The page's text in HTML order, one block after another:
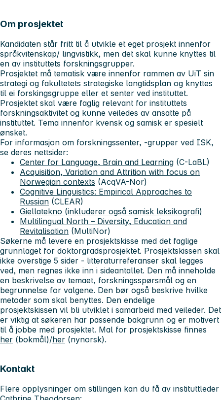
Om prosjektet
Kandidaten står fritt til å utvikle et eget prosjekt innenfor
språkvitenskap/ lingvistikk, men det skal kunne knyttes til
en av instituttets forskningsgrupper.
Prosjektet må tematisk være innenfor rammen av UiT sin
strategi og fakultetets strategiske langtidsplan og knyttes
til ei forskingsgruppe eller et senter ved instituttet.
Prosjektet skal være faglig relevant for instituttets
forskningsaktivitet og kunne veiledes av ansatte på
instituttet. Tema innenfor kvensk og samisk er spesielt
ønsket.
For informasjon om forskningssenter, -grupper ved ISK,
se deres nettsider:
Center for Language, Brain and Learning (C-LaBL)
Acquisition, Variation and Attrition with focus on
Norwegian contexts (AcqVA-Nor)
Cognitive Linguistics: Empirical Approaches to
Russian (CLEAR)
Giellatekno (inkluderer også samisk leksikografi)
Multilingual North – Diversity, Education and
Revitalisation (MultiNor)
Søkerne må levere en prosjektskisse med det faglige
grunnlaget for doktorgradsprosjektet. Prosjektskissen skal
ikke overstige 5 sider - litteraturreferanser skal legges
ved, men regnes ikke inn i sideantallet. Den må inneholde
en beskrivelse av temaet, forskningsspørsmål og en
begrunnelse for valgene. Den bør også beskrive hvilke
metoder som skal benyttes. Den endelige
prosjektskissen vil bli utviklet i samarbeid med veileder. Det
er viktig at søkeren har passende bakgrunn og er motivert
til å jobbe med prosjektet. Mal for prosjektskisse finnes
her (bokmål)/her (nynorsk).
Kontakt
Flere opplysninger om stillingen kan du få av instituttleder